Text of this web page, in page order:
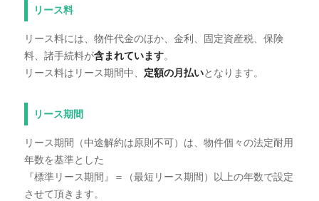
リース料
リース料には、物件代金のほか、金利、固定資産税、保険
料、諸手続料が含まれています。
リース料はリース期間中、 定額の月払いとなります。
リース期間
リース期間（中途解約は原則不可）は、物件個々の法定耐用
年数を基準とした
『標準リース期間』＝（最短リース期間）以上の年数で設定
させて頂きます。